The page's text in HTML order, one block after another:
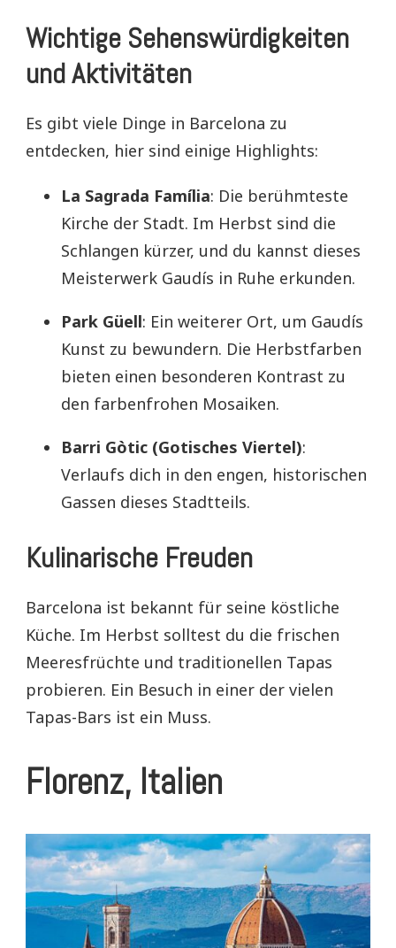
Wichtige Sehenswürdigkeiten
und Aktivitäten
Es gibt viele Dinge in Barcelona zu
entdecken, hier sind einige Highlights:
La Sagrada Família: Die berühmteste
Kirche der Stadt. Im Herbst sind die
Schlangen kürzer, und du kannst dieses
Meisterwerk Gaudís in Ruhe erkunden.
Park Güell: Ein weiterer Ort, um Gaudís
Kunst zu bewundern. Die Herbstfarben
bieten einen besonderen Kontrast zu
den farbenfrohen Mosaiken.
Barri Gòtic (Gotisches Viertel):
Verlaufs dich in den engen, historischen
Gassen dieses Stadtteils.
Kulinarische Freuden
Barcelona ist bekannt für seine köstliche
Küche. Im Herbst solltest du die frischen
Meeresfrüchte und traditionellen Tapas
probieren. Ein Besuch in einer der vielen
Tapas-Bars ist ein Muss.
Florenz, Italien